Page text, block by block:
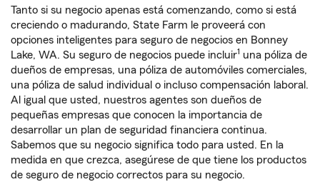
Tanto si su negocio apenas está comenzando, como si está
creciendo o madurando, State Farm le proveerá con
opciones inteligentes para seguro de negocios en Bonney
Lake, WA. Su seguro de negocios puede incluir1 una póliza de
dueños de empresas, una póliza de automóviles comerciales,
una póliza de salud individual o incluso compensación laboral.
Al igual que usted, nuestros agentes son dueños de
pequeñas empresas que conocen la importancia de
desarrollar un plan de seguridad financiera continua.
Sabemos que su negocio significa todo para usted. En la
medida en que crezca, asegúrese de que tiene los productos
de seguro de negocio correctos para su negocio.